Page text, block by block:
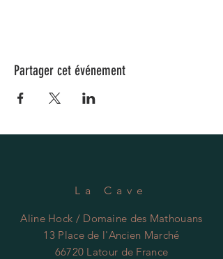
Partager cet événement
La Cave
Aline Hock / Domaine des Mathouans
13 Place de l'Ancien Marché
66720 Latour de France